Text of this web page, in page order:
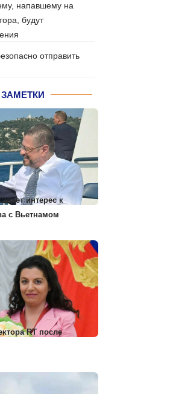
напавшему на
будут
отправить
интерес к
с Вьетнамом
RT после